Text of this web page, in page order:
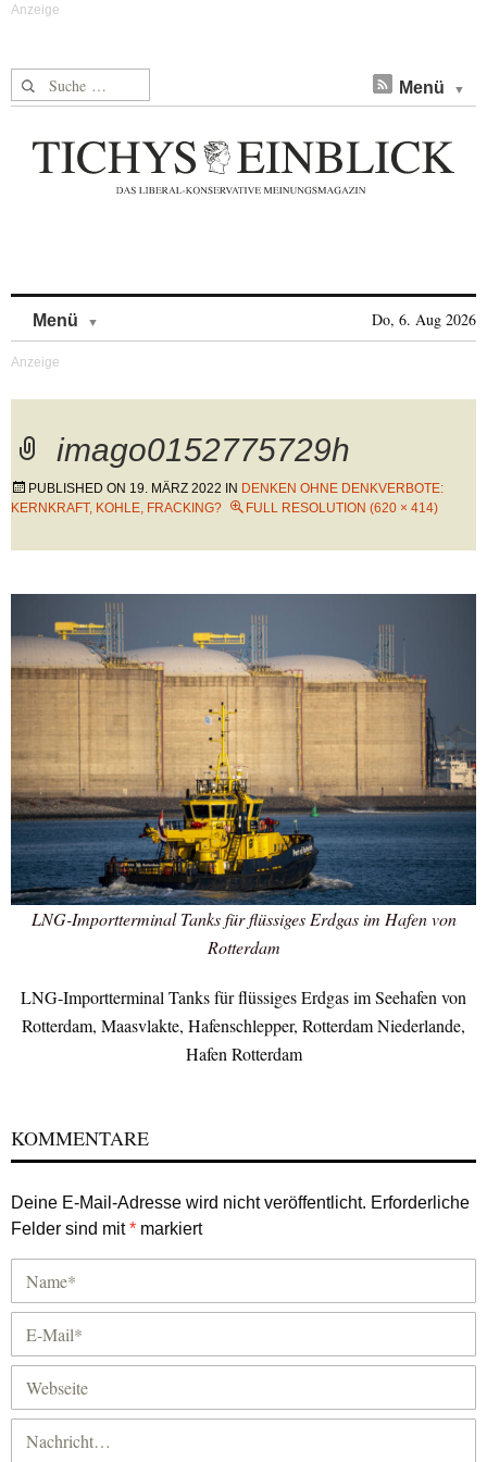
Suche nach: Menü
Menü Do, 6. Aug 2026
imago0152775729h
PUBLISHED ON 19. MÄRZ 2022 IN DENKEN OHNE DENKVERBOTE:
KERNKRAFT, KOHLE, FRACKING?
FULL RESOLUTION (620 × 414)
LNG-Importterminal Tanks für flüssiges Erdgas im Hafen von
Rotterdam
LNG-Importterminal Tanks für flüssiges Erdgas im Seehafen von
Rotterdam, Maasvlakte, Hafenschlepper, Rotterdam Niederlande,
Hafen Rotterdam
KOMMENTARE
Deine E-Mail-Adresse wird nicht veröffentlicht. Erforderliche
Felder sind mit* markiert